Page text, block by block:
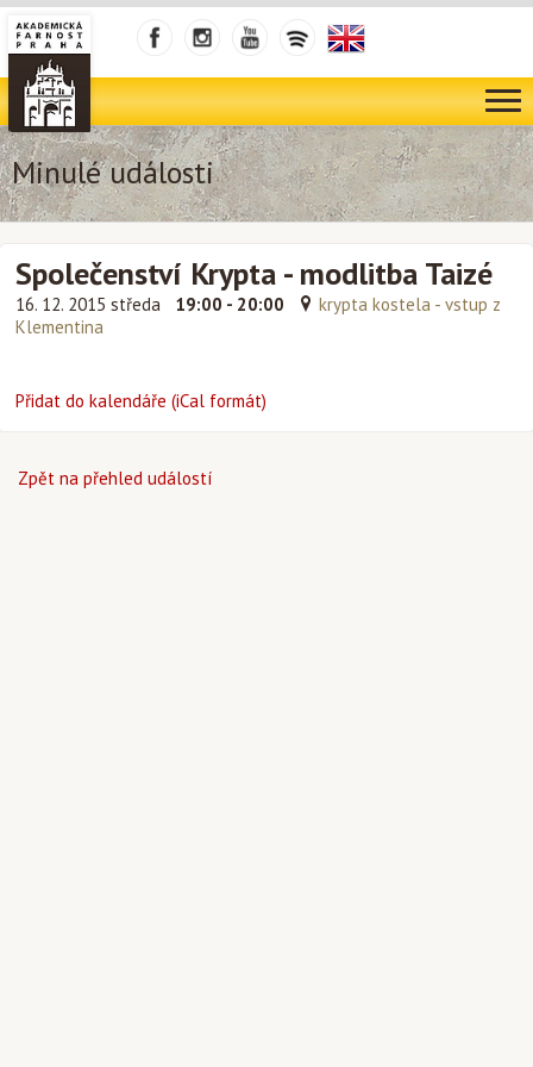
Minulé události
Společenství Krypta - modlitba Taizé
16. 12. 2015 středa 19:00 - 20:00
krypta kostela - vstup z
Klementina
Přidat do kalendáře (iCal formát)
Zpět na přehled událostí